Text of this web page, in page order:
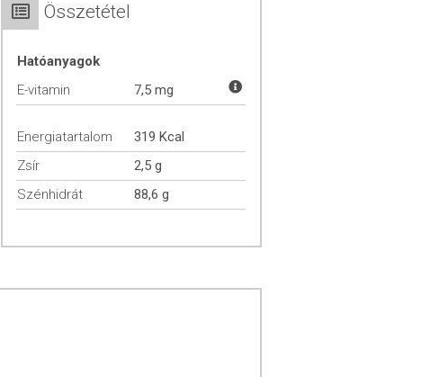
Összetétel
Hatóanyagok
E-vitamin
7,5 mg
Energiatartalom
319 Kcal
Zsír
2,5 g
Szénhidrát
88,6 g